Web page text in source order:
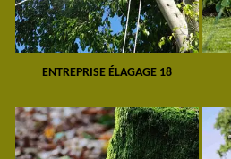
ENTREPRISE ÉLAGAGE 18